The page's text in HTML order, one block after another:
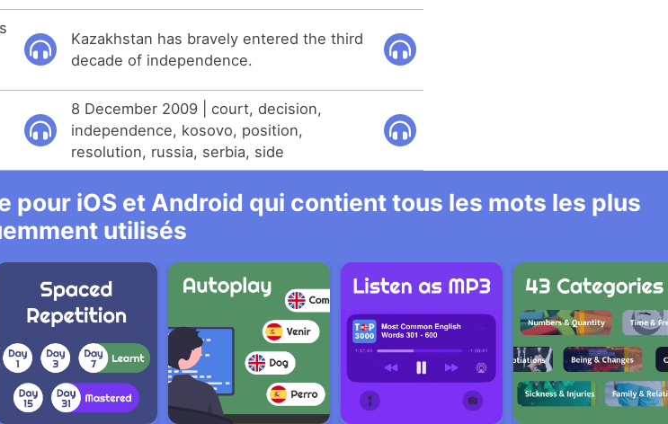
Kazakhstan has bravely entered the third
decade of independence.
8 December 2009 | court, decision,
independence, kosovo, position,
resolution, russia, serbia, side
iOS et Android qui contient tous les mots les plus
utilisés